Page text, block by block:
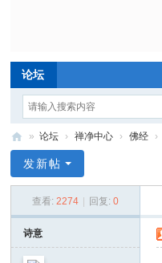
论坛
净
心
» 论坛 › 禅净中心 › 佛经 ›
发新帖
查看: 2274 回复: 0
诗意